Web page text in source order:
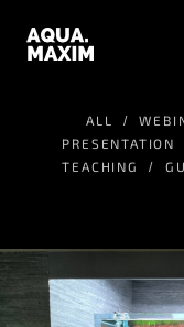
ALL
PRESENTATION
TEACHING